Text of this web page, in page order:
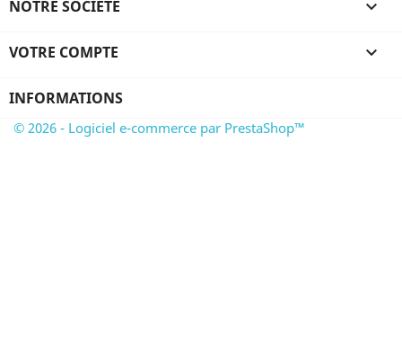
NOTRE SOCIÉTÉ 
VOTRE COMPTE 
INFORMATIONS
© 2026 - Logiciel e-commerce par PrestaShop™